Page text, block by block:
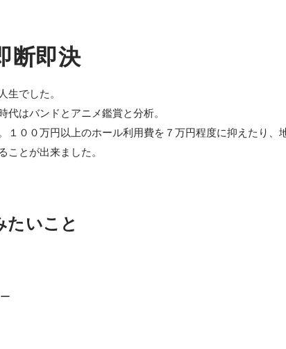
断即決
生でした。
はバンドとアニメ鑑賞と分析。
１００万円以上のホール利用費を７万円程度に抑えたり、
ことが出来ました。
たいこと